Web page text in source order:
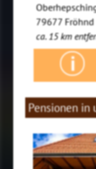
79677 Fröhnd
ca. 15 km
Pensionen in